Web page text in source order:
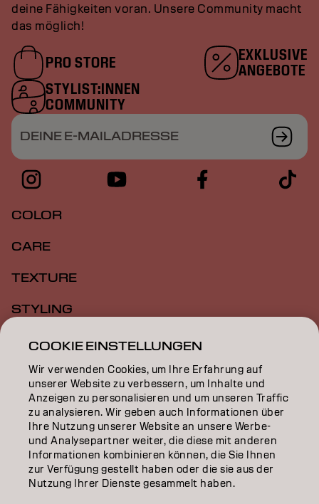
deine Fähigkeiten voran. Unsere Community macht
das möglich!
PRO STORE
EXKLUSIVE
ANGEBOTE
STYLIST:INNEN
COMMUNITY
DEINE E-MAILADRESSE
COLOR
CARE
TEXTURE
STYLING
INSPIRATION
EDUCATION
ÜBER
SALON FINDER
PARTNER WERDEN
COOKIE EINSTELLUNGEN
Wir verwenden Cookies, um Ihre Erfahrung auf
unserer Website zu verbessern, um Inhalte und
Anzeigen zu personalisieren und um unseren Traffic
zu analysieren. Wir geben auch Informationen über
Ihre Nutzung unserer Website an unsere Werbe-
und Analysepartner weiter, die diese mit anderen
Informationen kombinieren können, die Sie Ihnen
zur Verfügung gestellt haben oder die sie aus der
Nutzung Ihrer Dienste gesammelt haben.